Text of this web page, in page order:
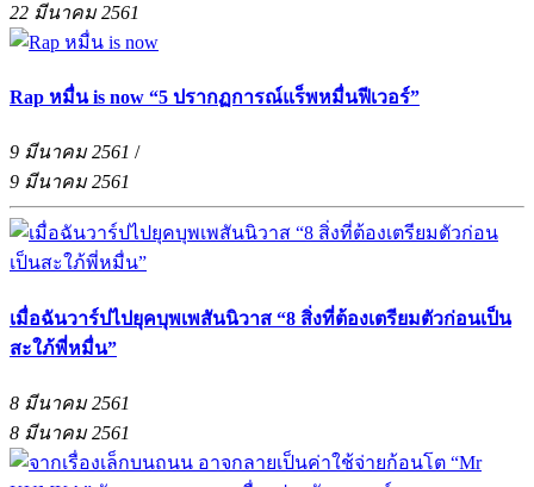
22 มีนาคม 2561
Rap หมื่น is now “5 ปรากฏการณ์แร็พหมื่นฟีเวอร์”
9 มีนาคม 2561 /
9 มีนาคม 2561
เมื่อฉันวาร์ปไปยุคบุพเพสันนิวาส “8 สิ่งที่ต้องเตรียมตัวก่อนเป็น
สะใภ้พี่หมื่น”
8 มีนาคม 2561
8 มีนาคม 2561